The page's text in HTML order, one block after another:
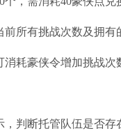
所有挑战次数及拥有
耗豪侠令增加挑战次
，判断托管队伍是否